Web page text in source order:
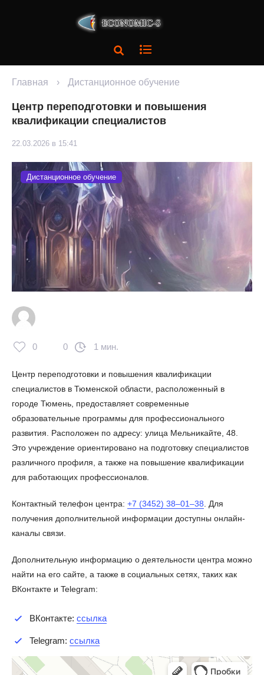
Главная › Дистанционное обучение
Центр переподготовки и повышения
квалификации специалистов
22.03.2026 в 15:41
Дистанционное обучение
0 0 1 мин.
Центр переподготовки и повышения квалификации
специалистов в Тюменской области, расположенный в
городе Тюмень, предоставляет современные
образовательные программы для профессионального
развития. Расположен по адресу: улица Мельникайте, 48.
Это учреждение ориентировано на подготовку специалистов
различного профиля, а также на повышение квалификации
для работающих профессионалов.
Контактный телефон центра: +7 (3452) 38‒01‒38 . Для
получения дополнительной информации доступны онлайн-
каналы связи.
Дополнительную информацию о деятельности центра можно
найти на его сайте, а также в социальных сетях, таких как
ВКонтакте и Telegram:
ВКонтакте: ссылка
Telegram: ссылка